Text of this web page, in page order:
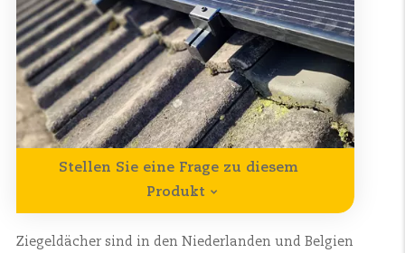
Stellen Sie eine Frage zu diesem
Produkt
Ziegeldächer sind in den Niederlanden und Belgien